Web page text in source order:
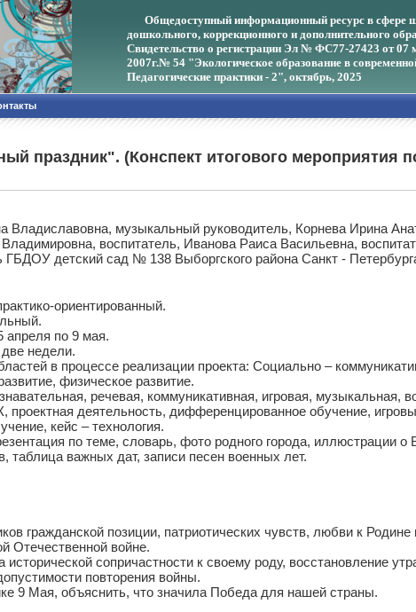
Общедоступный информационный ресурс в сфере
дошкольного, коррекционного и дополнительного
Свидетельство о регистрации Эл № ФС77-27423 от 07
2007г.№ 54 "Экологическое образование в
Педагогические практики - 2", октябрь, 2025
праздник". (Конспект итогового мероприятия
Владиславовна, музыкальный руководитель, Корнева Ирина
воспитатель, Иванова Раиса Васильевна,
ГБДОУ детский сад № 138 Выборгского района Санкт -
ориентированный.
апреля по 9 мая.
недели.
в процессе реализации проекта: Социально –
физическое развитие.
речевая, коммуникативная, игровая, музыкальная,
проектная деятельность, дифференцированное обучение,
кейс – технология.
по теме, словарь, фото родного города, иллюстрации
таблица важных дат, записи песен военных лет.
гражданской позиции, патриотических чувств, любви к
Отечественной войне.
сопричастности к своему роду, восстановление
повторения войны.
9 Мая, объяснить, что значила Победа для нашей страны.